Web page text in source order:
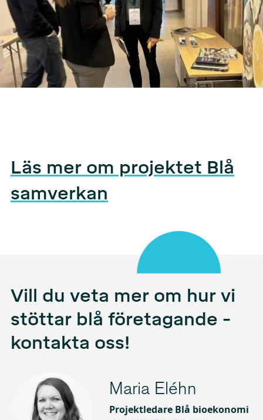
Läs mer om projektet Blå
samverkan
Vill du veta mer om hur vi
stöttar blå företagande -
kontakta oss!
Maria Eléhn
Projektledare Blå bioekonomi